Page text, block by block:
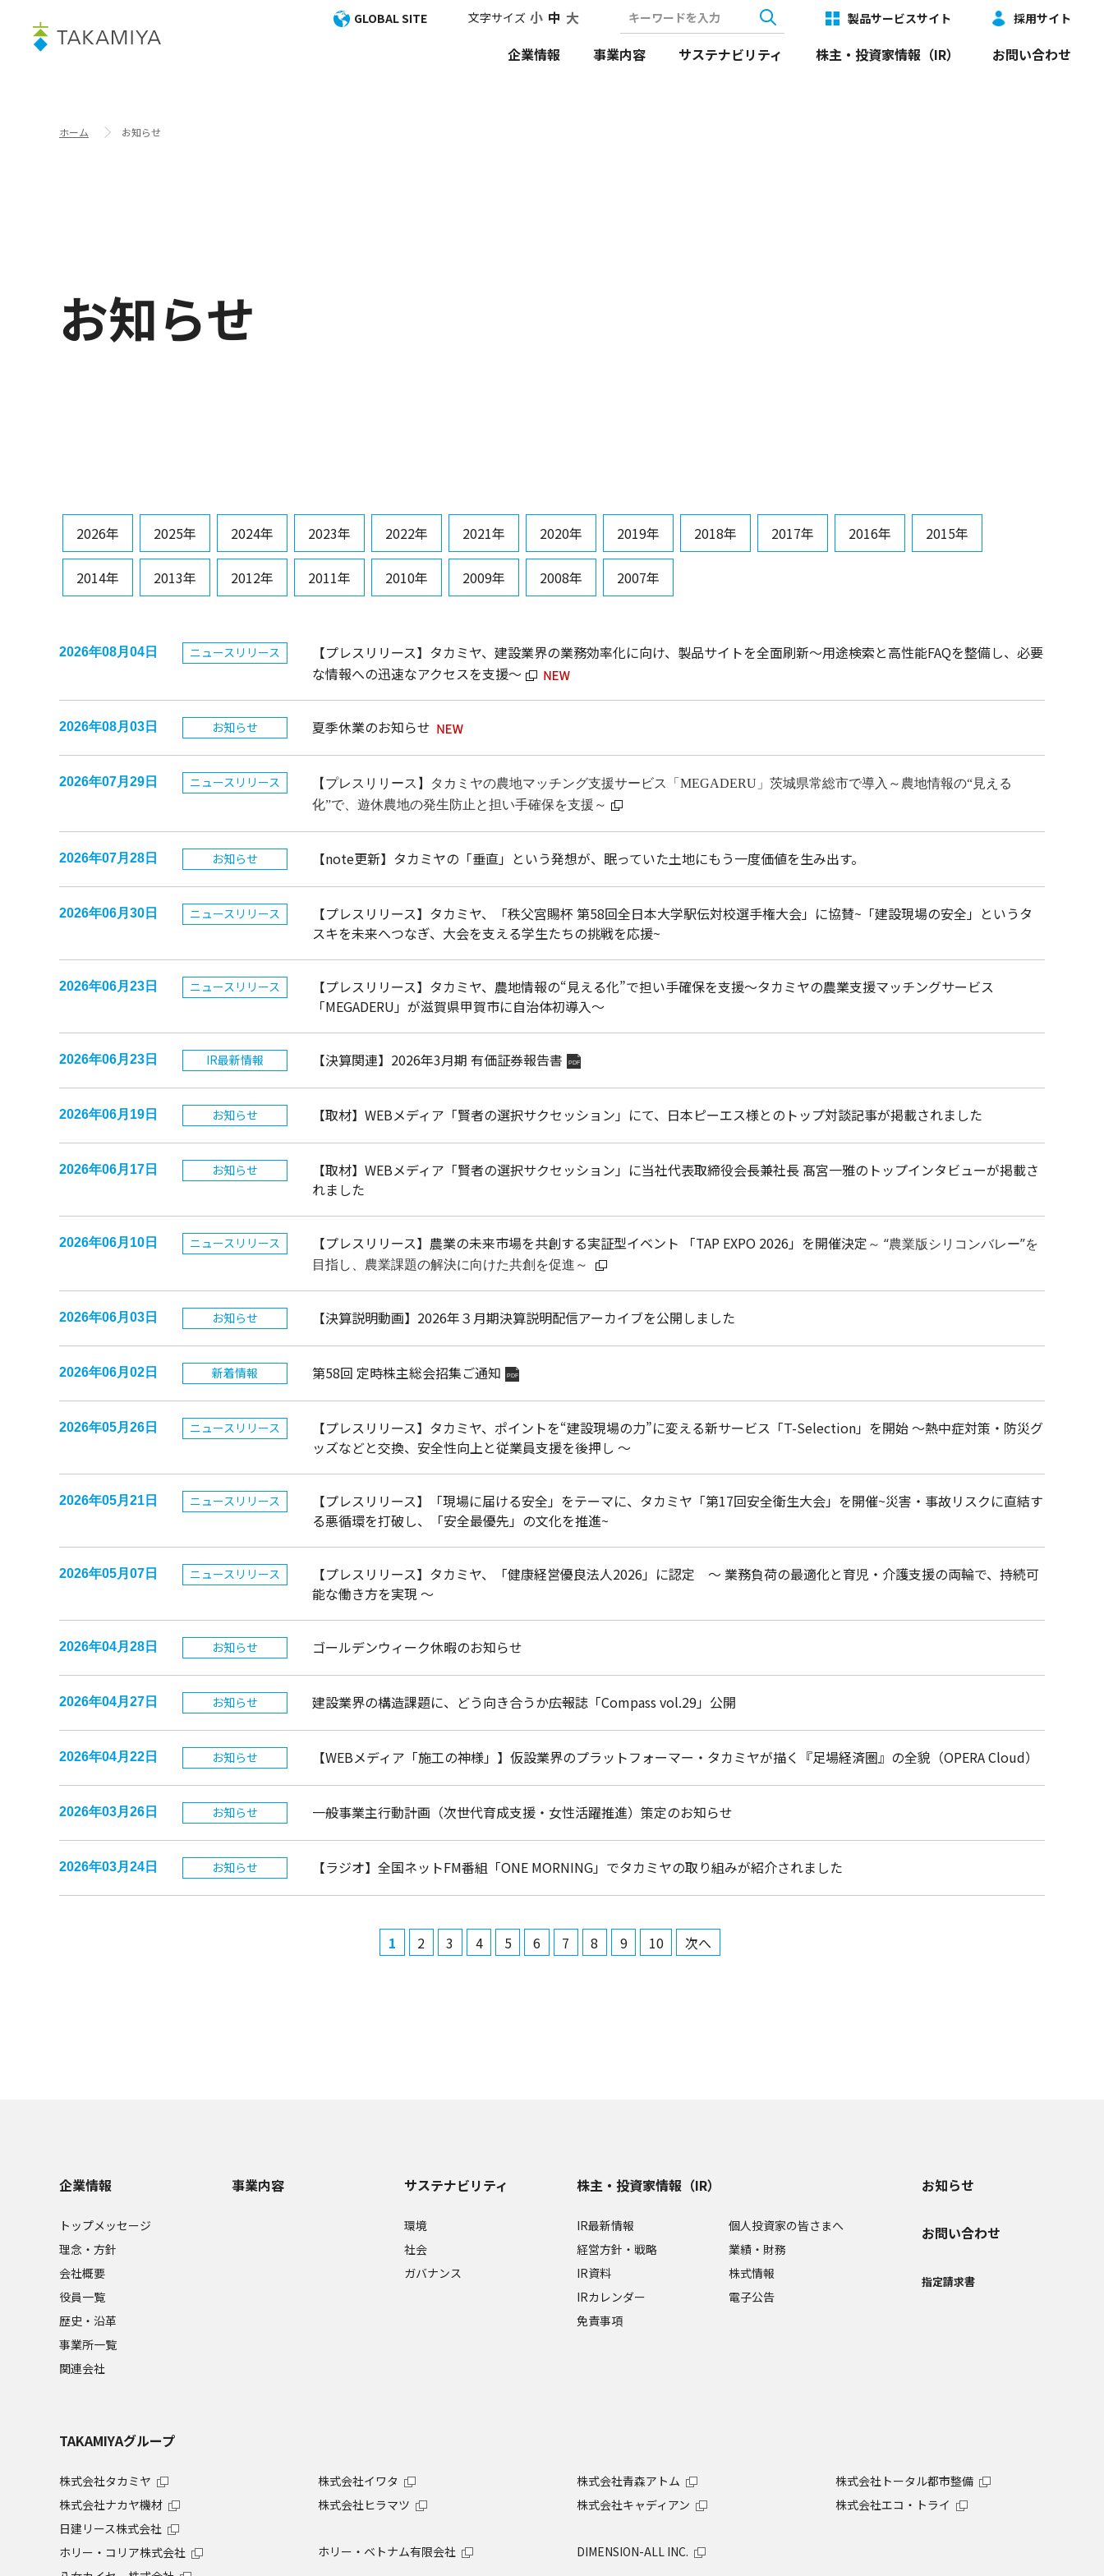
GLOBAL SITE 文字サイズ 小 中 大 キーワードを入力 製品サービスサイト 採用サイト
企業情報 事業内容 サステナビリティ 株主・投資家情報（IR） お問い合わせ
ホーム お知らせ
お知らせ
2026年 2025年 2024年 2023年 2022年 2021年 2020年 2019年 2018年 2017年 2016年 2015年
2014年 2013年 2012年 2011年 2010年 2009年 2008年 2007年
2026年08月04日 ニュースリリース
【プレスリリース】タカミヤ、建設業界の業務効率化に向け、製品サイトを全面刷新～用途検索と高性能FAQを整備し、必要
な情報への迅速なアクセスを支援～
2026年08月03日 お知らせ 夏季休業のお知らせ
2026年07月29日 ニュースリリース 【プレスリリース】
タカミヤの農地マッチング支援サービス「MEGADERU」茨城県常総市で導入～農地情報の“見える
化”で、遊休農地の発生防止と担い手確保を支援～
2026年07月28日 お知らせ 【note更新】タカミヤの「垂直」という発想が、眠っていた土地にもう一度価値を生み出す。
2026年06月30日 ニュースリリース
【プレスリリース】タカミヤ、「秩父宮賜杯 第58回全日本大学駅伝対校選手権大会」に協賛~「建設現場の安全」というタ
スキを未来へつなぎ、大会を支える学生たちの挑戦を応援~
2026年06月23日 ニュースリリース
【プレスリリース】タカミヤ、農地情報の“見える化”で担い手確保を支援～タカミヤの農業支援マッチングサービス
「MEGADERU」が滋賀県甲賀市に自治体初導入～
2026年06月23日 IR最新情報 【決算関連】2026年3月期 有価証券報告書 PDF
2026年06月19日 お知らせ 【取材】WEBメディア「賢者の選択サクセッション」にて、日本ピーエス様とのトップ対談記事が掲載されました
2026年06月17日 お知らせ
【取材】WEBメディア「賢者の選択サクセッション」に当社代表取締役会長兼社長 髙宮一雅のトップインタビューが掲載さ
れました
2026年06月10日 ニュースリリース 【プレスリリース】 農業の未来市場を共創する実証型イベント 「TAP EXPO 2026」を開催決定～ “農業版シリコンバレー”を
目指し、農業課題の解決に向けた共創を促進～
2026年06月03日 お知らせ 【決算説明動画】2026年３月期決算説明配信アーカイブを公開しました
2026年06月02日 新着情報 第58回 定時株主総会招集ご通知 PDF
2026年05月26日 ニュースリリース
【プレスリリース】タカミヤ、ポイントを“建設現場の力”に変える新サービス「T-Selection」を開始 ～熱中症対策・防災グ
ッズなどと交換、安全性向上と従業員支援を後押し ～
2026年05月21日 ニュースリリース
【プレスリリース】「現場に届ける安全」をテーマに、タカミヤ「第17回安全衛生大会」を開催~災害・事故リスクに直結す
る悪循環を打破し、「安全最優先」の文化を推進~
2026年05月07日 ニュースリリース
【プレスリリース】タカミヤ、「健康経営優良法人2026」に認定 〜 業務負荷の最適化と育児・介護支援の両輪で、持続可
能な働き方を実現 〜
2026年04月28日 お知らせ ゴールデンウィーク休暇のお知らせ
2026年04月27日 お知らせ 建設業界の構造課題に、どう向き合うか――広報誌「Compass vol.29」公開
2026年04月22日 お知らせ 【WEBメディア「施工の神様」】仮設業界のプラットフォーマー・タカミヤが描く『足場経済圏』の全貌（OPERA Cloud）
2026年03月26日 お知らせ 一般事業主行動計画（次世代育成支援・女性活躍推進）策定のお知らせ
2026年03月24日 お知らせ 【ラジオ】全国ネットFM番組「ONE MORNING」でタカミヤの取り組みが紹介されました
1 2 3 4 5 6 7 8 9 10 次へ
企業情報
トップメッセージ
理念・方針
会社概要
役員一覧
歴史・沿革
事業所一覧
関連会社
事業内容 サステナビリティ
環境
社会
ガバナンス
株主・投資家情報（IR）
IR最新情報
個人投資家の皆さまへ
経営方針・戦略
業績・財務
IR資料
株式情報
IRカレンダー
電子公告
免責事項
お知らせ
お問い合わせ
指定請求書
TAKAMIYAグループ
株式会社タカミヤ
株式会社ナカヤ機材
日建リース株式会社
ホリー・コリア株式会社
株式会社イワタ
株式会社ヒラマツ
ホリー・ベトナム有限会社
株式会社青森アトム
株式会社キャディアン
DIMENSION-ALL INC.
株式会社トータル都市整備
株式会社エコ・トライ